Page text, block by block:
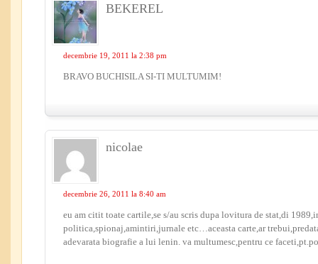
BEKEREL
decembrie 19, 2011 la 2:38 pm
BRAVO BUCHISILA SI-TI MULTUMIM!
nicolae
decembrie 26, 2011 la 8:40 am
eu am citit toate cartile,se s/au scris dupa lovitura de stat,di
politica,spionaj,amintiri,jurnale etc…aceasta carte,ar
adevarata biografie a lui lenin. va multumesc,pentru ce